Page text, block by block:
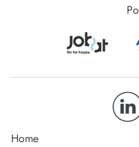
Home